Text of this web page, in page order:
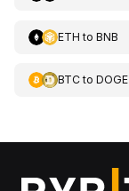
ETH to BNB
BTCto DOGE